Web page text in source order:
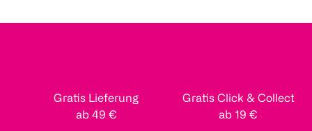
Gratis Lieferung
ab 49 €
Gratis Click & Collect
ab 19 €